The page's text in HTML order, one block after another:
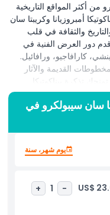
من أكثر المواقع التاريخية
أمبروزيانا وكريبتا سان
والثقافة في قلب
دور العرض الفنية في
كارافاجيو، ورافائيل.
القديمة والآثار
تذكرة بيناكوتيكا
إلى كريبتا سان سيبولكرو،
الكنيسة تحت الأرض إلى
التاريخية في المدينة.
أن تشعر بالاتصال العميق
المقدس. حتى ليوناردو
مع تذكرة بيناكوتيكا
المبهرة للمعرض وسحر
الفن وهواة التاريخ على حد
لهذه المعالم التي لا
سان سيبولكرو في
يوم شهر، سنة
US$
-
1
+